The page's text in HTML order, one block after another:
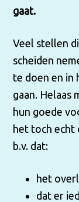
gaat.
Veel stellen
scheiden
te doen en in
gaan. Helaas
hun goede
het toch echt
b.v. dat:
het
dat er